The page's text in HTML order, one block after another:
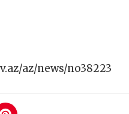
az/news/no38223